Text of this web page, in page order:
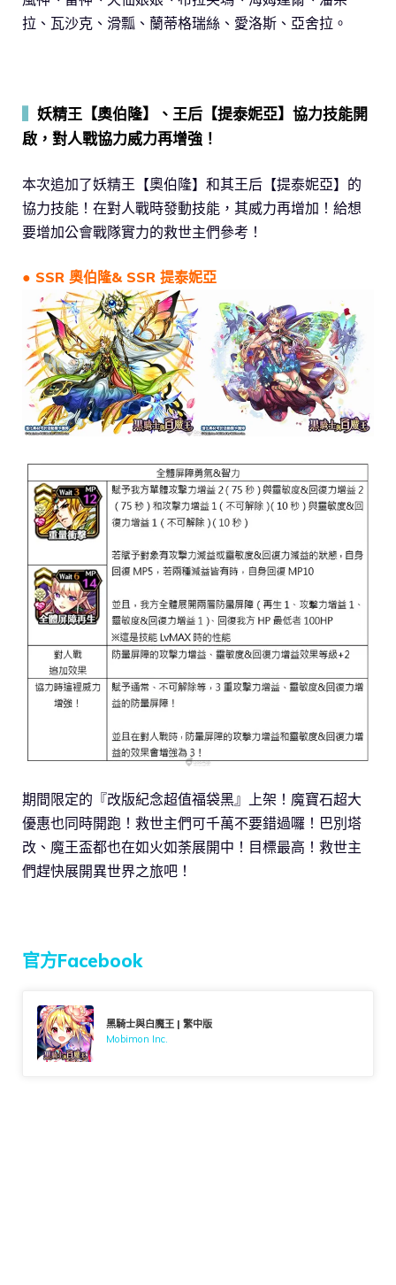
拉、瓦沙克、滑瓢、蘭蒂格瑞絲、愛洛斯、亞舍拉。
妖精王【奧伯隆】、王后【提泰妮亞】協力技能開
啟，對人戰協力威力再增強！
本次追加了妖精王【奧伯隆】和其王后【提泰妮亞】的
協力技能！在對人戰時發動技能，其威力再增加！給想
要增加公會戰隊實力的救世主們參考！
● SSR 奧伯隆& SSR 提泰妮亞
期間限定的『改版紀念超值福袋黑』上架！魔寶石超大
優惠也同時開跑！救世主們可千萬不要錯過囉！巴別塔
改、魔王盃都也在如火如荼展開中！目標最高！救世主
們趕快展開異世界之旅吧！
官方Facebook
黑騎士與白魔王 | 繁中版
Mobimon Inc.